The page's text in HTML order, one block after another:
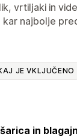
vrtiljaki in
kar najbolje
JE VKLJUČENO
in